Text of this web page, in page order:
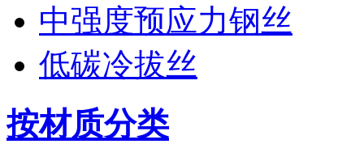
中强度预应力钢丝
低碳冷拔丝
按材质分类